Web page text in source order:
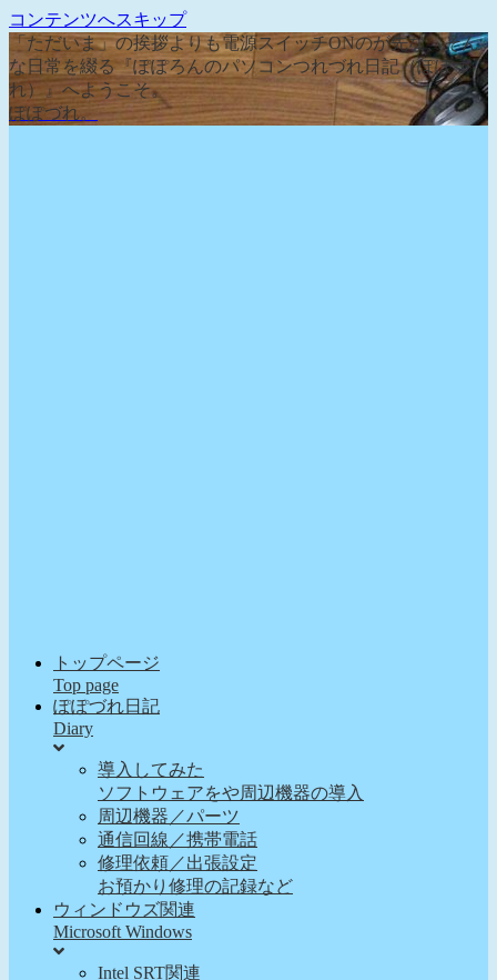
コンテンツへスキップ
「ただいま」の挨拶よりも電源スイッチONのが先な、そん
な日常を綴る『ぽぽろんのパソコンつれづれ日記（ぽぽづ
れ）』へようこそ。
ぽぽづれ。
トップページ
Top page
ぽぽづれ日記
Diary
導入してみた
ソフトウェアをや周辺機器の導入
周辺機器／パーツ
通信回線／携帯電話
修理依頼／出張設定
お預かり修理の記録など
ウィンドウズ関連
Microsoft Windows
Intel SRT関連